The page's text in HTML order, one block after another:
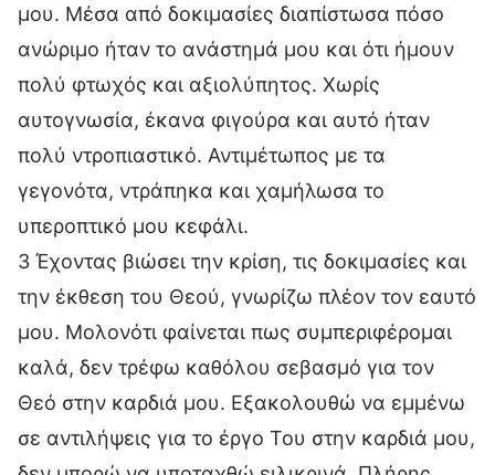
μου. Μέσα από δοκιμασίες διαπίστωσα πόσο
ανώριμο ήταν το ανάστημά μου και ότι ήμουν
πολύ φτωχός και αξιολύπητος. Χωρίς
αυτογνωσία, έκανα φιγούρα και αυτό ήταν
πολύ ντροπιαστικό. Αντιμέτωπος με τα
γεγονότα, ντράπηκα και χαμήλωσα το
υπεροπτικό μου κεφάλι.
3 Έχοντας βιώσει την κρίση, τις δοκιμασίες και
την έκθεση του Θεού, γνωρίζω πλέον τον εαυτό
μου. Μολονότι φαίνεται πως συμπεριφέρομαι
καλά, δεν τρέφω καθόλου σεβασμό για τον
Θεό στην καρδιά μου. Εξακολουθώ να εμμένω
σε αντιλήψεις για το έργο Του στην καρδιά μου,